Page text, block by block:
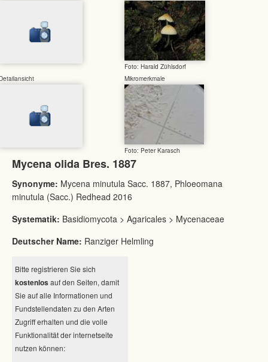
Foto: Harald Zühlsdorf
Mikromerkmale
Foto: Peter Karasch
Mycena olida Bres. 1887
Synonyme: Mycena minutula Sacc. 1887, Phloeomana
minutula (Sacc.) Redhead 2016
Systematik: Basidiomycota > Agaricales > Mycenaceae
Deutscher Name: Ranziger Helmling
Bitte registrieren Sie sich
kostenlos auf den Seiten, damit
Sie auf alle Informationen und
Fundstellendaten zu den Arten
Zugriff erhalten und die volle
Funktionalität der internetseite
nutzen können: